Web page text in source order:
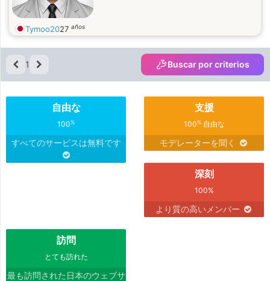
Tymoo2027 años
1 Buscar por criterios
自由な
100%
すべてのサービスは無料です
支援
100%自由な
モデレーターを聞く
深刻
100%
より質の高いメンバー
訪問
とても訪れた
最も訪問された日本のウェブサ